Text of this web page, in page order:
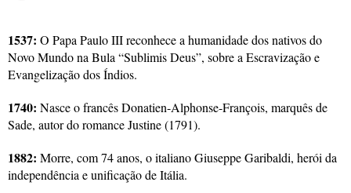
1537: O Papa Paulo III reconhece a humanidade dos nativos do
Novo Mundo na Bula “Sublimis Deus”, sobre a Escravização e
Evangelização dos Índios.
1740: Nasce o francês Donatien-Alphonse-François, marquês de
Sade, autor do romance Justine (1791).
1882: Morre, com 74 anos, o italiano Giuseppe Garibaldi, herói da
independência e unificação de Itália.